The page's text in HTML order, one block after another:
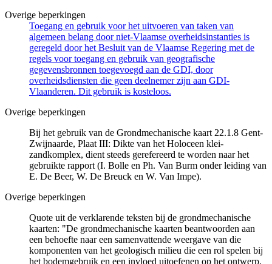
Overige beperkingen
Toegang en gebruik voor het uitvoeren van taken van
algemeen belang door niet-Vlaamse overheidsinstanties is
geregeld door het Besluit van de Vlaamse Regering met de
regels voor toegang en gebruik van geografische
gegevensbronnen toegevoegd aan de GDI, door
overheidsdiensten die geen deelnemer zijn aan GDI-
Vlaanderen. Dit gebruik is kosteloos.
Overige beperkingen
Bij het gebruik van de Grondmechanische kaart 22.1.8 Gent-
Zwijnaarde, Plaat III: Dikte van het Holoceen klei-
zandkomplex, dient steeds gerefereerd te worden naar het
gebruikte rapport (I. Bolle en Ph. Van Burm onder leiding van
E. De Beer, W. De Breuck en W. Van Impe).
Overige beperkingen
Quote uit de verklarende teksten bij de grondmechanische
kaarten: "De grondmechanische kaarten beantwoorden aan
een behoefte naar een samenvattende weergave van die
komponenten van het geologisch milieu die een rol spelen bij
het bodemgebruik en een invloed uitoefenen op het ontwerp,